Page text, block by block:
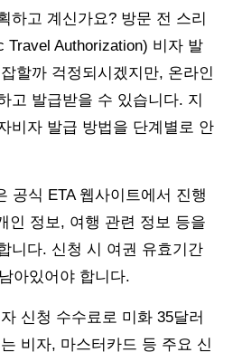
하고 계신가요? 방문 전 스리
Travel Authorization) 비자 발
할까 걱정되시겠지만, 온라인
고 발급받을 수 있습니다. 지
비자 발급 방법을 단계별로 안
공식 ETA 웹사이트에서 진행
인 정보, 여행 관련 정보 등을
니다. 신청 시 여권 유효기간
아있어야 합니다.
신청 수수료로 미화 35달러
비자, 마스터카드 등 주요 신